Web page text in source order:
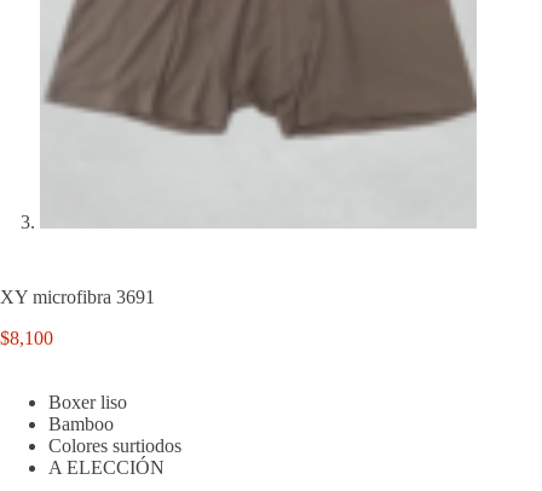
XY microfibra 3691
$8,100
Boxer liso
Bamboo
Colores surtiodos
A ELECCIÓN